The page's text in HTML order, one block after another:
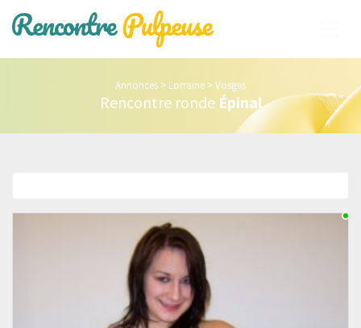
Annonces > Lorraine >Vosges
Rencontre rondeÉpinal